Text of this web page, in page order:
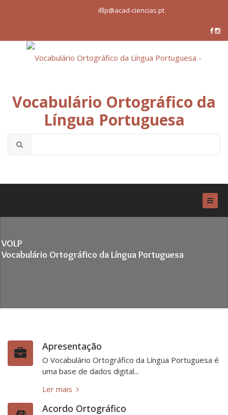
illlp@acad-ciencias.pt
Vocabulário Ortográfico da
Língua Portuguesa
VOLP
Vocabulário Ortográfico da Língua Portuguesa
Apresentação
O Vocabulário Ortográfico da Língua Portuguesa é
uma base de dados digital...
Ler mais
Acordo Ortográfico